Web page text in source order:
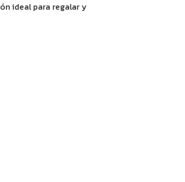
ideal para regalar y